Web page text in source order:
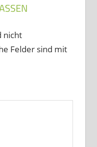
nicht
Felder sind mit